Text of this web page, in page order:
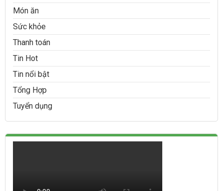
Món ăn
Sức khỏe
Thanh toán
Tin Hot
Tin nổi bật
Tổng Hợp
Tuyển dụng